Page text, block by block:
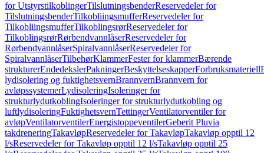
for UtstyrstilkoblingerTilslutningsbenderReservedeler for
TilslutningsbenderTilkobliingsmufferReservedeler for
TilkobliingsmufferTilkoblingsrørReservedeler for
TilkoblingsrørRørbendvannlåserReservedeler for
RørbendvannlåserSpiralvannlåserReservedeler for
SpiralvannlåserTilbehørKlammerFester for klammerBærende
strukturerEndedekslerPakningerBeskyttelseskapperForbruksmateriell
lydisolering og fuktighetsvernBrannvernBrannvern for
avløpssystemerLydisoleringIsoleringer for
strukturlydutkoblingIsoleringer for strukturlydutkobling og
luftlydisoleringFuktighetsvernTettingerVentilatorventiler for
avløpVentilatorventilerEnergistoppeventilerGeberit Pluvia
takdreneringTakavløpReservedeler for TakavløpTakavløp opptil 12
l/sReservedeler for Takavløp opptil 12 l/sTakavløp opptil 25